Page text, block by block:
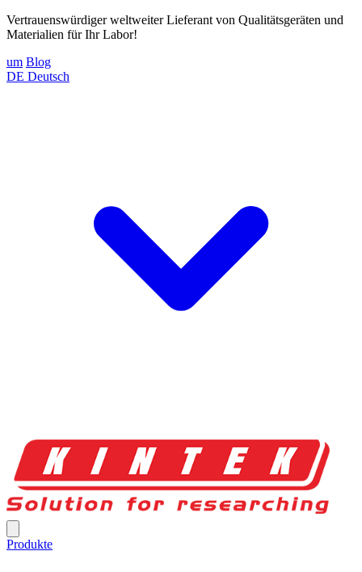
Vertrauenswürdiger weltweiter Lieferant von Qualitätsgeräten und
Materialien für Ihr Labor!
um Blog
DE Deutsch
Produkte